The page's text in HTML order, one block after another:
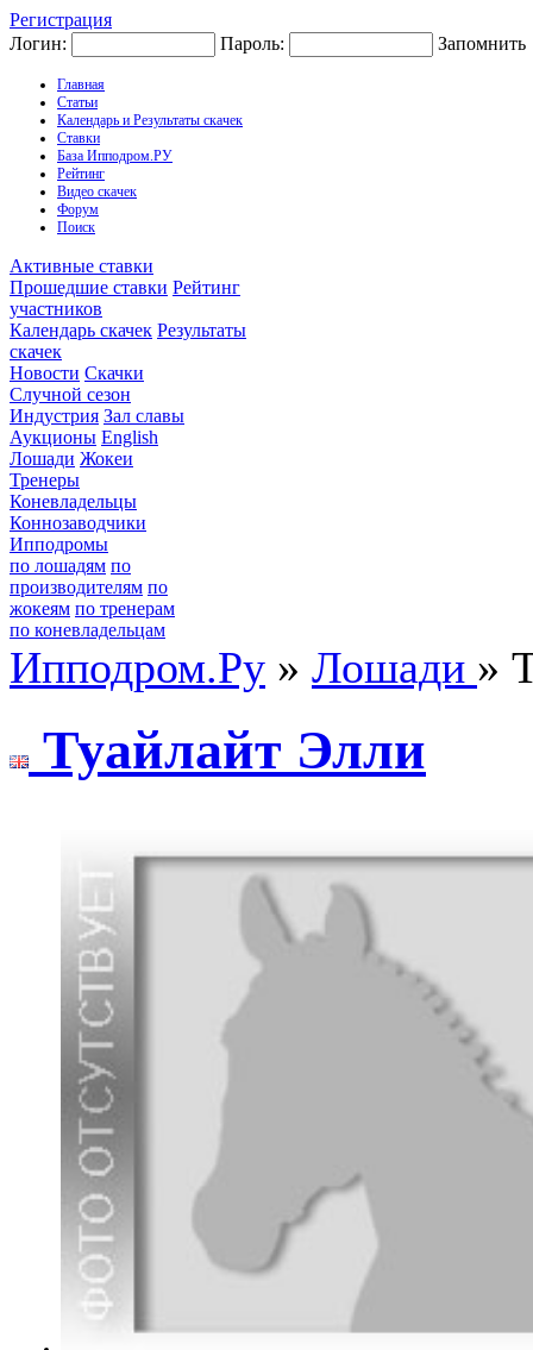
Регистрация
Логин:
Пароль: Запомнить
Главная
Статьи
Календарь и Результаты скачек
Ставки
База Ипподром.РУ
Рейтинг
Видео скачек
Форум
Поиск
Активные ставки
Прошедшие ставки Рейтинг
участников
Календарь скачек Результаты
скачек
Новости Скачки
Случной сезон
Индустрия Зал славы
Аукционы English
Лошади Жокеи
Тренеры
Коневладельцы
Коннозаводчики
Ипподромы
по лошадям по
производителям по
жокеям по тренерам
по коневладельцам
Ипподром.Ру » Лошади »
Туaйлaйт Элли